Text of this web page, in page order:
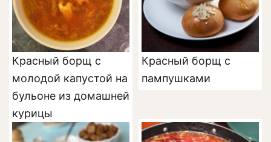
Красный борщ с
молодой капустой на
бульоне из домашней
курицы
Красный борщ с
пампушками